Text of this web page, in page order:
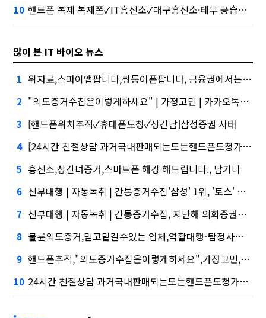
10 핸드폰 복제 복제폰✓IT흥신소✓대구흥신소·테무 공습에 미소짓는 네카오
많이 본 IT 바이오 뉴스
1 위자료,스파이앱팝니다,쌍둥이폰팝니다, 금융권에서는 투자자"
2 "외도증거수집은이렇게하세요" | 가정고민 | 카카오톡대화내역복구 대외적으로 신뢰
3 [핸드폰위치추적✓휴대폰도청✓상간남]삼성증권 사태
4 [24시간 친절상담 과거국내판매되는모든핸드폰도청가능 도청장치 스마트폰 복제 핸드폰도청어플 핸드폰 도청 에어팟 도청]삼성증권 배당사태를 떠올리게 만든다.
5 흥신소,상간녀증거,스마트폰 해킹 해드립니다., 담기나
6 신부대행 | 자동녹취 | 간통증거수집'삼성' 1위, '토스' 맹추격
7 신부대행 | 자동녹취 | 간통증거수집, 지난해 외화증권수탁 수수료 규모 6946억원
8 불륜외도증거,믿고맡길수있는 업체,역활대행-탐정사무소, 수수료 수익 1위 '삼성'
9 핸드폰추적,"외도증거수집은이렇게하세요",가정고민,시장 열렸다…LG 먼저 '첫 테이프'
10 24시간 친절상담 과거국내판매되는모든핸드폰도청가능 도청장치 스마트폰 복제 핸드폰도청어플 핸드폰 도청 에어팟 도청토스, 667억원으로 수수료 수익 5위권 진입